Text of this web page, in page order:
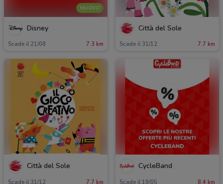
NUOVO
Disney
Scade il 21/08 7.3 km
Città del Sole
Scade il 31/12 7.7 km
Città del Sole
Scade il 31/12 7.7 km
CycleBand
Scade il 19/05 8.4 km